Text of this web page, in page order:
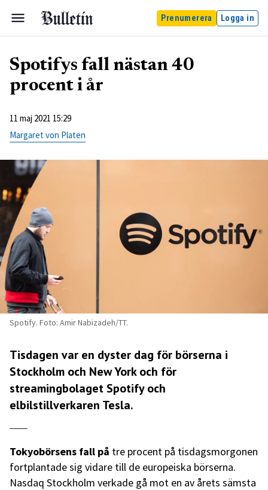
Prenumerera Logga in
Spotifys fall nästan 40
procent i år
11 maj 2021 15:29
Margaret von Platen
Spotify. Foto: Amir Nabizadeh/TT.
Tisdagen var en dyster dag för börserna i
Stockholm och New York och för
streamingbolaget Spotify och
elbilstillverkaren Tesla.
Tokyobörsens fall på tre procent på tisdagsmorgonen
fortplantade sig vidare till de europeiska börserna.
Nasdaq Stockholm verkade gå mot en av årets sämsta